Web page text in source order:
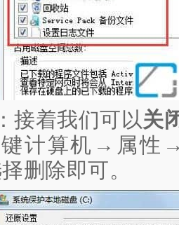
着我们可以关
计算机→属性
删除即可。